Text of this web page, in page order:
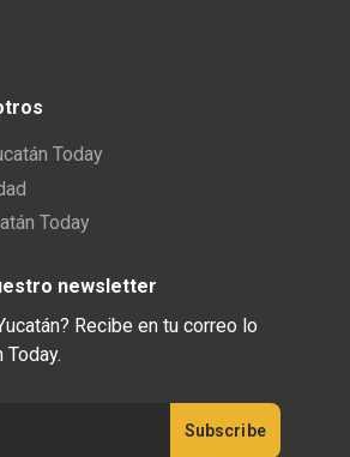
Today
Today
newsletter
Recibe en tu correo lo
Today.